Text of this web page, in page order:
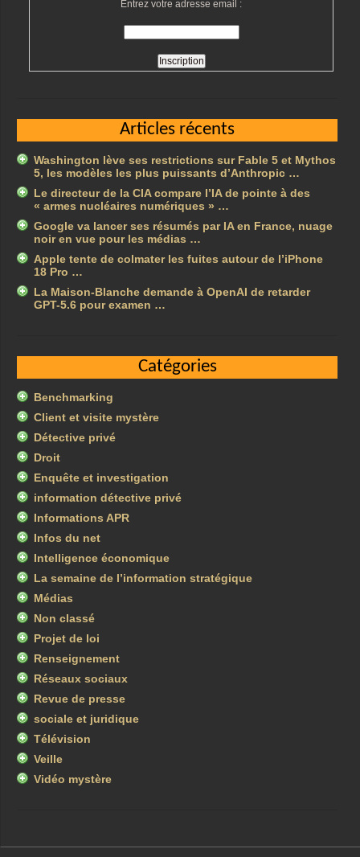
Entrez votre adresse email :
Articles récents
Washington lève ses restrictions sur Fable 5 et Mythos
5, les modèles les plus puissants d’Anthropic …
Le directeur de la CIA compare l’IA de pointe à des
« armes nucléaires numériques » …
Google va lancer ses résumés par IA en France, nuage
noir en vue pour les médias …
Apple tente de colmater les fuites autour de l’iPhone
18 Pro …
La Maison-Blanche demande à OpenAI de retarder
GPT-5.6 pour examen …
Catégories
Benchmarking
Client et visite mystère
Détective privé
Droit
Enquête et investigation
information détective privé
Informations APR
Infos du net
Intelligence économique
La semaine de l’information stratégique
Médias
Non classé
Projet de loi
Renseignement
Réseaux sociaux
Revue de presse
sociale et juridique
Télévision
Veille
Vidéo mystère